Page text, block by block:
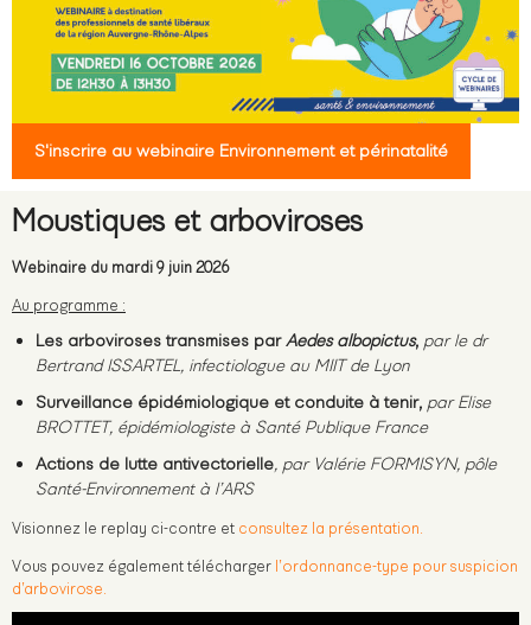
S'inscrire au webinaire Environnement et périnatalité
Moustiques et arboviroses
Webinaire du mardi 9 juin 2026
Au programme :
Les arboviroses transmises parAedes albopictus, par le dr
Bertrand ISSARTEL, infectiologue au MIIT de Lyon
Surveillance épidémiologique et conduite à tenir, par Elise
BROTTET, épidémiologiste à Santé Publique France
Actions de lutte antivectorielle, par Valérie FORMISYN, pôle
Santé-Environnement à l’ARS
Visionnez le replay ci-contre et consultez la présentation.
Vous pouvez également télécharger l’ordonnance-type pour suspicion
d’arbovirose.